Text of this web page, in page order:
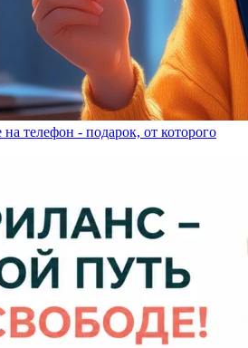
телефон - подарок, от которого